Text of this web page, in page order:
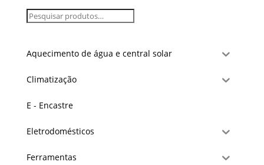
Aquecimento de água e central solar
Climatização
E - Encastre
Eletrodomésticos
Ferramentas